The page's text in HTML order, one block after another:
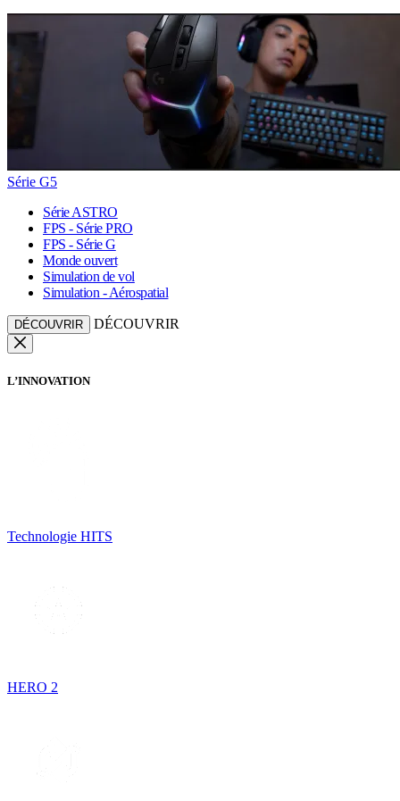
Série G5
Série ASTRO
FPS - Série PRO
FPS - Série G
Monde ouvert
Simulation de vol
Simulation - Aérospatial
DÉCOUVRIR DÉCOUVRIR
L’INNOVATION
Technologie HITS
HERO 2